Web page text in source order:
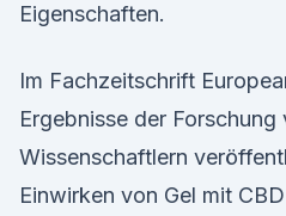
Eigenschaften.
Im Fachzeitschrift
Ergebnisse der
Wissenschaftlern
Einwirken von Gel mit